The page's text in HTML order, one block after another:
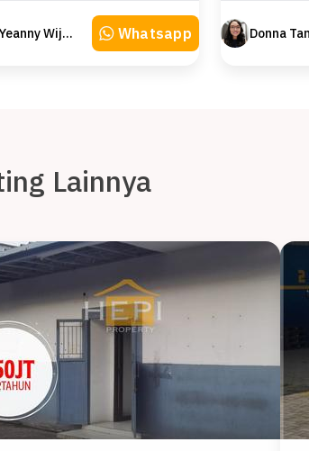
Yeanny Wijaya Whatsapp Donna Tan
Lainnya